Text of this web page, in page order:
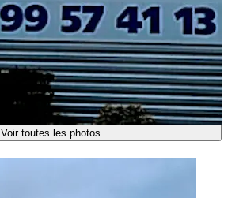
Voir toutes les photos